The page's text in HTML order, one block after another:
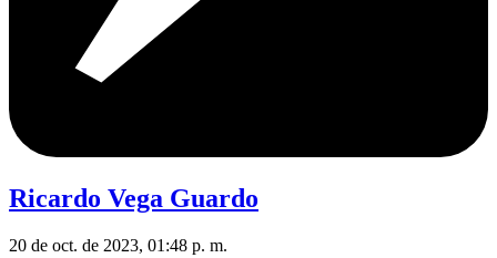
Ricardo Vega Guardo
20 de oct. de 2023, 01:48 p. m.